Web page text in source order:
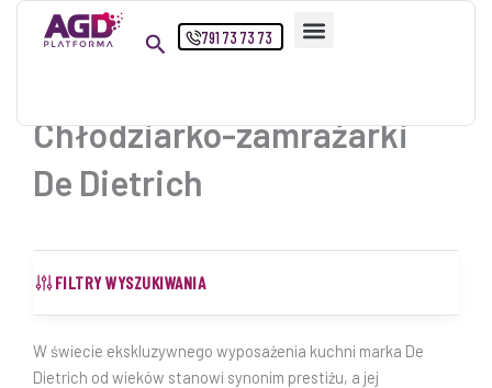
Przejdź
791 73 73 73
Chłodziarko-zamrażarki
De Dietrich
FILTRY WYSZUKIWANIA
W świecie ekskluzywnego wyposażenia kuchni marka De
Dietrich od wieków stanowi synonim prestiżu, a jej